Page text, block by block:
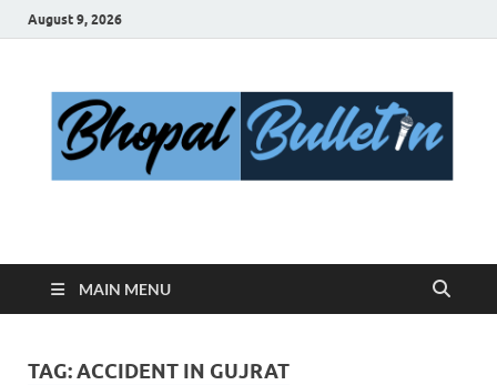
August 9, 2026
Bhopal Bulletin
MAIN MENU
TAG:ACCIDENT IN GUJRAT